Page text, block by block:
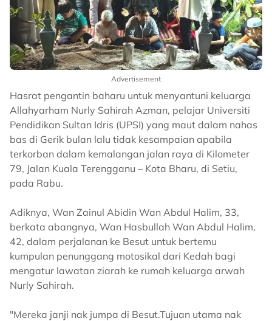
Advertisement
Hasrat pengantin baharu untuk menyantuni keluarga
Allahyarham Nurly Sahirah Azman, pelajar Universiti
Pendidikan Sultan Idris (UPSI) yang maut dalam nahas
bas di Gerik bulan lalu tidak kesampaian apabila
terkorban dalam kemalangan jalan raya di Kilometer
79, Jalan Kuala Terengganu – Kota Bharu, di Setiu,
pada Rabu.
Adiknya, Wan Zainul Abidin Wan Abdul Halim, 33,
berkata abangnya, Wan Hasbullah Wan Abdul Halim,
42, dalam perjalanan ke Besut untuk bertemu
kumpulan penunggang motosikal dari Kedah bagi
mengatur lawatan ziarah ke rumah keluarga arwah
Nurly Sahirah.
"Mereka janji nak jumpa di Besut.Tujuan utama nak